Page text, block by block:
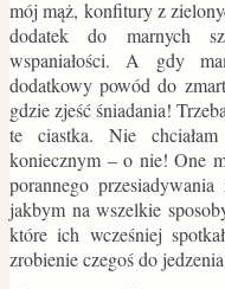
mój mąż, konfitury z
dodatek do marnych
wspaniałości. A gdy
dodatkowy powód do
gdzie zjeść śniadania!
te ciastka. Nie
koniecznym – o nie! One
porannego
jakbym na wszelkie
które ich wcześniej
zrobienie czegoś do